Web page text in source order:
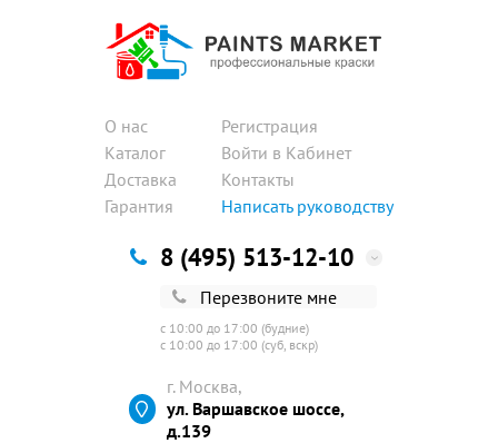
О нас
Каталог
Доставка
Гарантия
Регистрация
Войти в Кабинет
Контакты
Написать руководству
8 (495) 513-12-10
Перезвоните мне
с 10:00 до 17:00 (будние)
с 10:00 до 17:00 (суб, вскр)
г. Москва,
ул. Варшавское шоссе,
д.139